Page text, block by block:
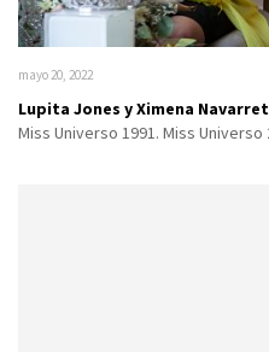
mayo 20, 2022
Lupita Jones y Ximena
Miss Universo 1991. Miss